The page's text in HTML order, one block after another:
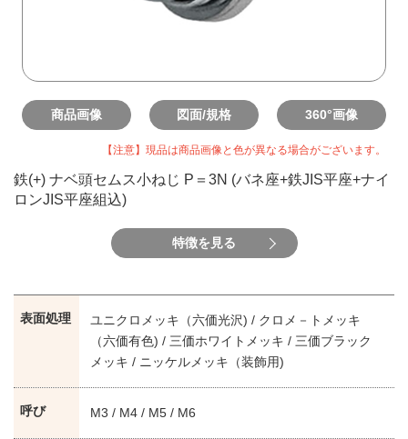
商品画像 図面/規格 360°画像
【注意】現品は商品画像と色が異なる場合がございます。
鉄(+) ナベ頭セムス小ねじ P＝3N (バネ座+鉄JIS平座+ナイ
ロンJIS平座組込)
特徴を見る
表面処理
ユニクロメッキ（六価光沢) / クロメ－トメッキ
（六価有色) / 三価ホワイトメッキ / 三価ブラック
メッキ / ニッケルメッキ（装飾用)
呼び M3 / M4 / M5 / M6